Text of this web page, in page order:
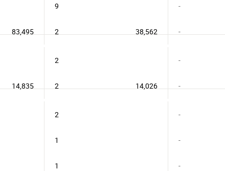
9 -
2 -
83,495 38,562
2 -
2 -
14,835 14,026
2 -
1 -
1 -